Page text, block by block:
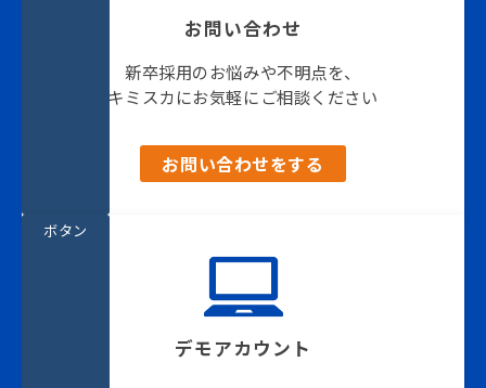
お問い合わせ
新卒採用のお悩みや不明点を、
キミスカにお気軽にご相談ください
お問い合わせをする
デモアカウント
ボタン